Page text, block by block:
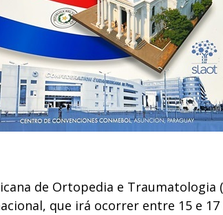
de Ortopedia e Traumatologia
que irá ocorrer entre 15 e